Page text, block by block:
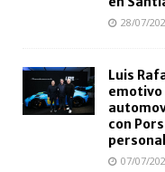
28/07/
Luis
con
07/07/